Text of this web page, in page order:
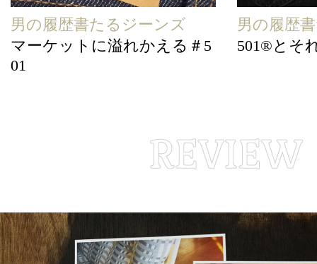
男の履歴書たるジーンズ
マーケットに溢れかえる＃5
01
男の履歴
501®とそ